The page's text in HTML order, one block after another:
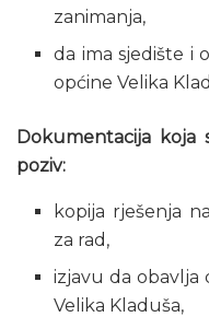
zanimanja,
da ima sjedište i
općine Velika
Dokumentacija koja
poziv:
kopija rješenja
za rad,
izjavu da
Velika Kladuša,